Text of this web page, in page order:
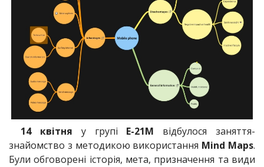
14 квітня у групі Е-21М відбулося заняття-
знайомство з методикою використання Mind Maps.
Були обговорені історія, мета, призначення та види